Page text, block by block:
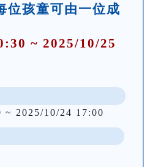
位孩童可由一位成
~ 2025/10/25
~ 2025/10/24 17:00